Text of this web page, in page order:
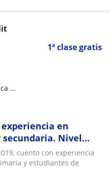
1ª clase gratis
...
en
Nivel
cuento con experiencia
y estudiantes de